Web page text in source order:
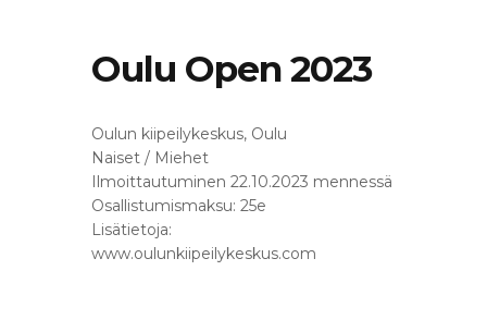
Oulu Open 2023
Oulun kiipeilykeskus, Oulu
Naiset / Miehet
Ilmoittautuminen 22.10.2023 mennessä
Osallistumismaksu: 25e
Lisätietoja:
www.oulunkiipeilykeskus.com